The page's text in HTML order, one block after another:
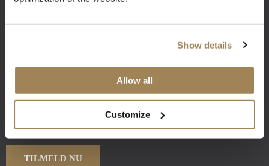
Show details
Allow all
Customize
NYHEDSBREV
Tilmeld dig vores nyhedsbrev for at få de seneste
nyheder om Mape Plastics og plastindustrien.